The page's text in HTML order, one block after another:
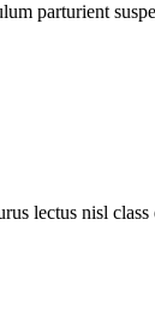
parturient
lectus nisl